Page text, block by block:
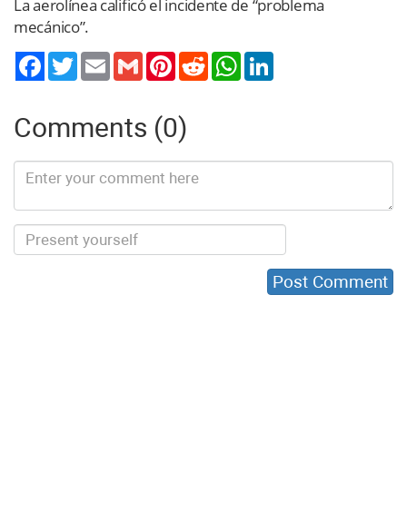
La aerolínea calificó el incidente de “problema
mecánico”.
TwitterEmail Gmail PinterestReddit WhatsApp
Comments (0)